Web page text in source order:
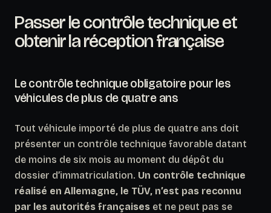
Passer le contrôle technique et
obtenir la réception française
Le contrôle technique obligatoire pour les
véhicules de plus de quatre ans
Tout véhicule importé de plus de quatre ans doit
présenter un contrôle technique favorable datant
de moins de six mois au moment du dépôt du
dossier d’immatriculation. Un contrôle technique
réalisé en Allemagne, le TÜV, n’est pas reconnu
par les autorités françaises et ne peut pas se